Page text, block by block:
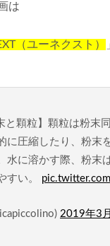
は
（ユーネクスト）
と顆粒】顆粒は粉末
に圧縮したり、粉末
水に溶かす際、粉末
すい。
2019年3